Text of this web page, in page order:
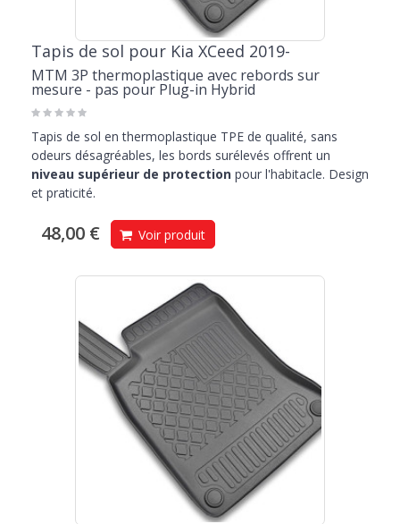
Tapis de sol pour Kia XCeed 2019-
MTM 3P thermoplastique avec rebords sur
mesure - pas pour Plug-in Hybrid
Tapis de sol en thermoplastique TPE de qualité, sans
odeurs désagréables, les bords surélevés offrent un
niveau supérieur de protection pour l'habitacle. Design
et praticité.
48,00 € Voir produit